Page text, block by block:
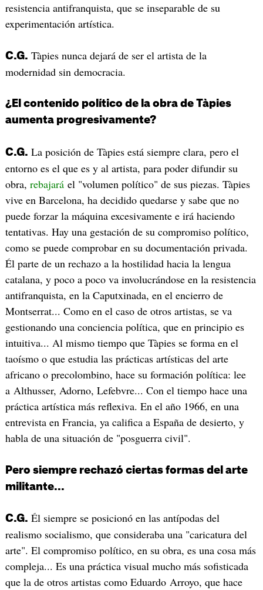
resistencia antifranquista, que se inseparable de su
experimentación artística.
C.G. Tàpies nunca dejará de ser el artista de la
modernidad sin democracia.
¿El contenido político de la obra de Tàpies
aumenta progresivamente?
C.G. La posición de Tàpies está siempre clara, pero el
entorno es el que es y al artista, para poder difundir su
obra, rebajaráel "volumen político" de sus piezas. Tàpies
vive en Barcelona, ha decidido quedarse y sabe que no
puede forzar la máquina excesivamente e irá haciendo
tentativas. Hay una gestación de su compromiso político,
como se puede comprobar en su documentación privada.
Él parte de un rechazo a la hostilidad hacia la lengua
catalana, y poco a poco va involucrándose en la resistencia
antifranquista, en la Caputxinada, en el encierro de
Montserrat... Como en el caso de otros artistas, se va
gestionando una conciencia política, que en principio es
intuitiva... Al mismo tiempo que Tàpies se forma en el
taoísmo o que estudia las prácticas artísticas del arte
africano o precolombino, hace su formación política: lee
a Althusser, Adorno, Lefebvre... Con el tiempo hace una
práctica artística más reflexiva. En el año 1966, en una
entrevista en Francia, ya califica a España de desierto, y
habla de una situación de "posguerra civil".
Pero siempre rechazó ciertas formas del arte
militante...
C.G. Él siempre se posicionó en las antípodas del
realismo socialismo, que consideraba una "caricatura del
arte". El compromiso político, en su obra, es una cosa más
compleja... Es una práctica visual mucho más sofisticada
que la de otros artistas como Eduardo Arroyo, que hace